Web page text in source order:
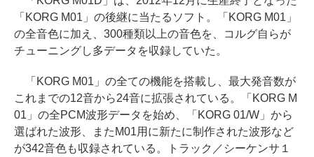
「KORG M01」の後継に当たるソフト。「KORG M01」
の全音色に加え、300種類以上の音色を、コルグ自らが
チューニングし多データを収録していた。
「KORG M01」の全ての機能を搭載し、最大発音数が
これまでの12音から24音に拡張されている。「KORG M
01」の全PCM波形データを始め、「KORG 01/W」から
選ばれた波形、またM01用に新たに制作された波形など
が342音色も収録されている。トラック／シーケンサ１